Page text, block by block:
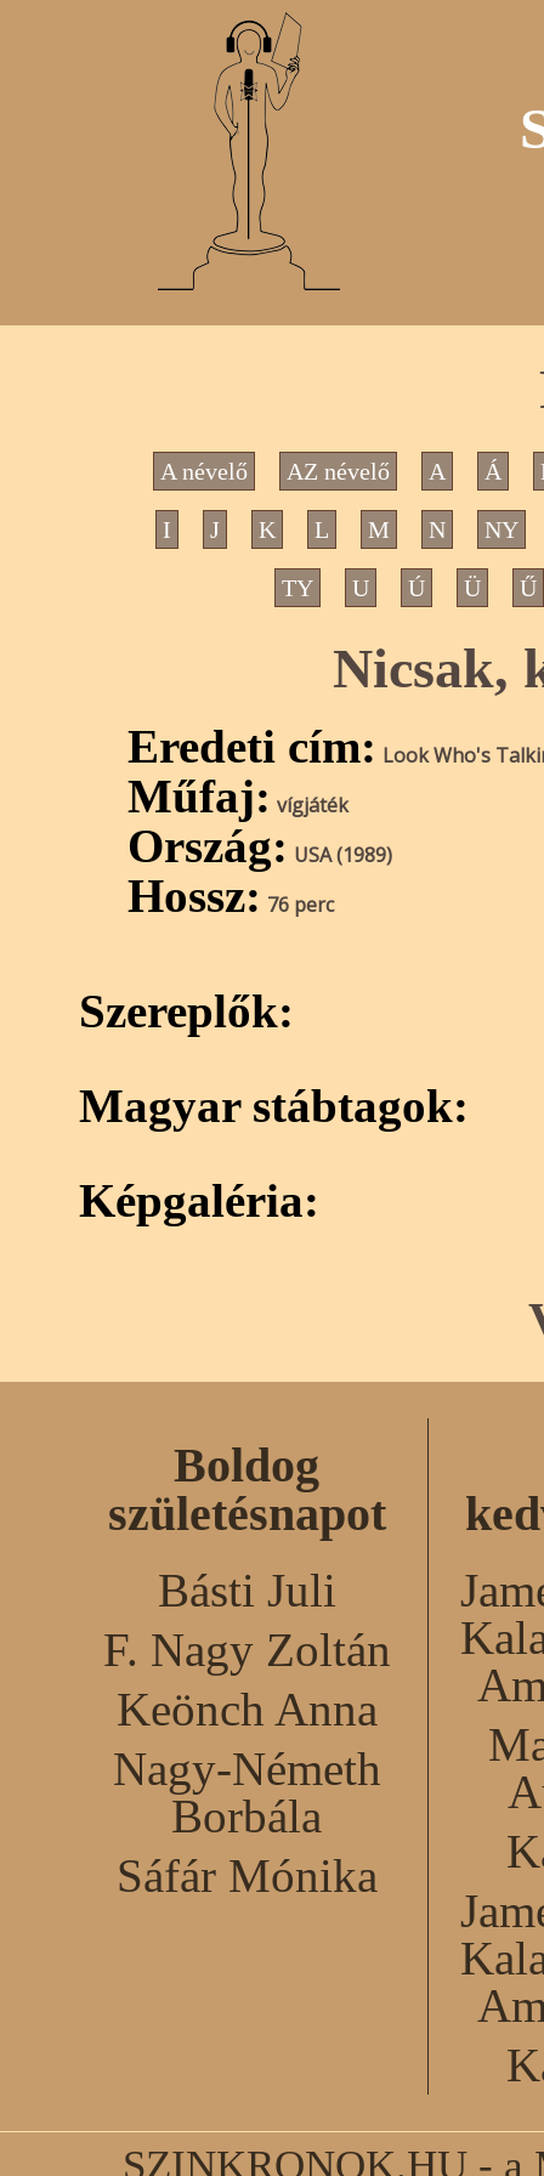
A névelő AZ névelő A Á
I J K L M N NY
TY U Ú Ü Ű
Nicsak,
Eredeti cím: Look Who's
Műfaj: vígjáték
Ország: USA (1989)
Hossz: 76 perc
Szereplők:
Magyar stábtagok:
Képgaléria:
Boldog
születésnapot
Básti Juli
F. Nagy Zoltán
Keönch Anna
Nagy-Németh
Borbála
Sáfár Mónika
SZINKRONOK.HU - a